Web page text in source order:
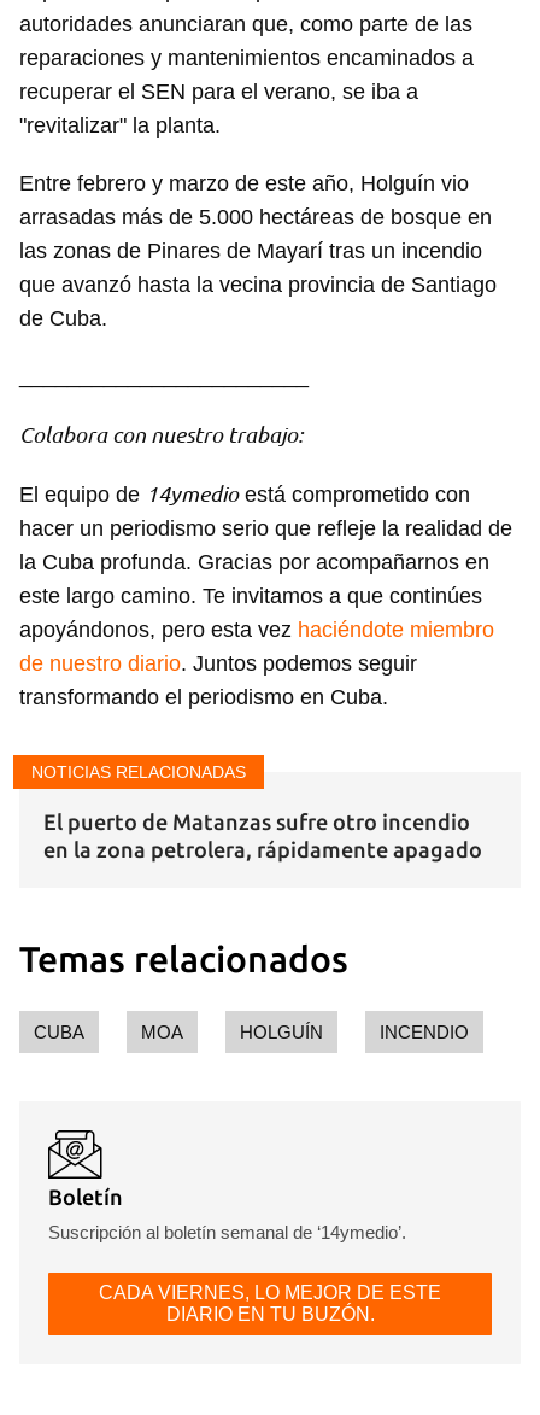
iniciar sesión con tu cuenta de 14ymedio.
INICIAR SESIÓN CANCELAR
autoridades anunciaran que, como parte de las
reparaciones y mantenimientos encaminados a
recuperar el SEN para el verano, se iba a
"revitalizar" la planta.
Entre febrero y marzo de este año, Holguín vio
arrasadas más de 5.000 hectáreas de bosque en
las zonas de Pinares de Mayarí tras un incendio
que avanzó hasta la vecina provincia de Santiago
de Cuba.
Colabora con nuestro trabajo:
El equipo de 14ymedioestá comprometido con
hacer un periodismo serio que refleje la realidad de
la Cuba profunda. Gracias por acompañarnos en
este largo camino. Te invitamos a que continúes
apoyándonos, pero esta vez haciéndote miembro
de nuestro diario. Juntos podemos seguir
transformando el periodismo en Cuba.
NOTICIAS RELACIONADAS
El puerto de Matanzas sufre otro incendio
en la zona petrolera, rápidamente apagado
Temas relacionados
CUBA MOA HOLGUÍN INCENDIO
Boletín
Suscripción al boletín semanal de ‘14ymedio’.
CADA VIERNES, LO MEJOR DE ESTE
DIARIO EN TU BUZÓN.